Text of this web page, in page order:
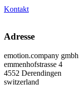
Kontakt
Adresse
emotion.company gmbh
emmenhofstrasse 4
4552 Derendingen
switzerland